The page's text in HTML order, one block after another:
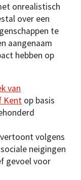
onrealistisch
over een
te
aangenaam
hebben op
van
Kent op basis
volgens
neigingen
gevoel voor